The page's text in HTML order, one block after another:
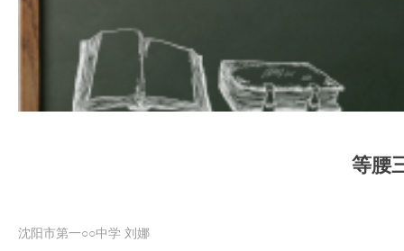
等腰
沈阳市第一○○中学 刘娜